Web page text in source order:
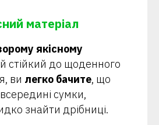
матеріал
якісному
стійкий до щоденного
ви легко бачите, що
сумки,
знайти дрібниці.